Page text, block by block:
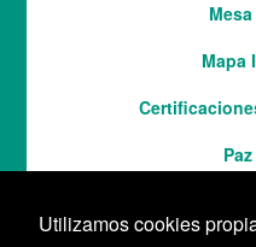
Utilizamos cookies
Mapa
Services